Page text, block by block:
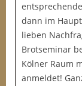
dann im
lieben
Brotseminar
Kölner Raum
anmeldet!